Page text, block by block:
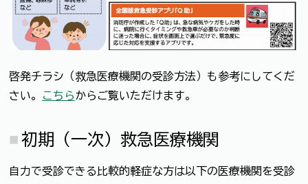
啓発チラシ（救急医療機関の受診方法）も参考にしてくだ
さい。
こちらからご覧いただけます。
初期（一次）救急医療機関
自力で受診できる比較的軽症な方は以下の医療機関を受診